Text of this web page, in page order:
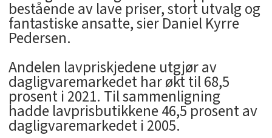
bestående av lave priser, stort utvalg og
fantastiske ansatte, sier Daniel Kyrre
Pedersen.
Andelen lavpriskjedene utgjør av
dagligvaremarkedet har økt til 68,5
prosent i 2021. Til sammenligning
hadde lavprisbutikkene 46,5 prosent av
dagligvaremarkedet i 2005.